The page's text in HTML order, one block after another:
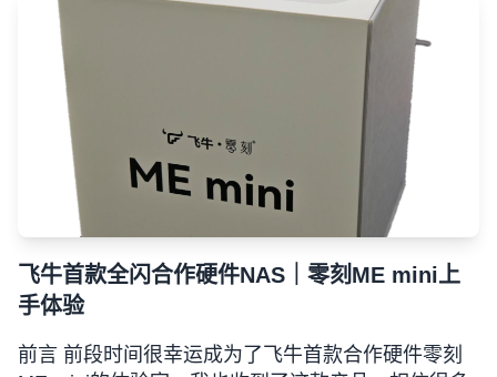
飞牛首款全闪合作硬件NAS｜零刻ME mini上
手体验
前言 前段时间很幸运成为了飞牛首款合作硬件零刻